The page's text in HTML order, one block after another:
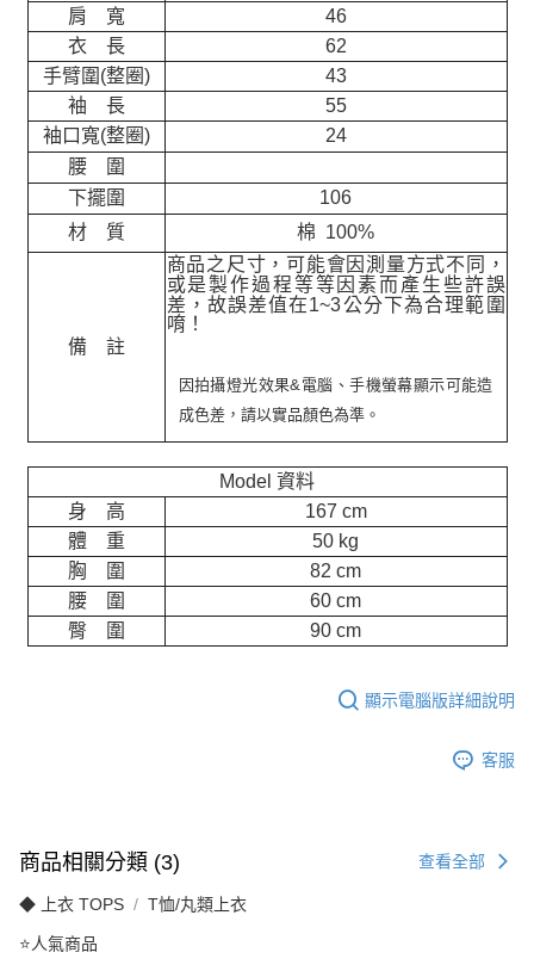
肩 寬
46
衣 長
62
手臂圍(整圈)
43
袖 長
55
袖口寬(整圈)
24
腰 圍
下擺圍
106
材 質
棉 100%
備 註
商品之尺寸，可能會因測量方式不同，
或是製作過程等等因素而產生些許誤
差，故誤差值在1~3公分下為合理範圍
唷！
因拍攝燈光效果&電腦、手機螢幕顯示可能造
成色差，請以實品顏色為準。
Model 資料
身 高
167 cm
體 重
50 kg
胸 圍
82 cm
腰 圍
60 cm
臀 圍
90 cm
顯示電腦版詳細說明
客服
商品相關分類 (3) 查看全部
◆ 上衣 TOPS T恤/丸類上衣
⭐人氣商品